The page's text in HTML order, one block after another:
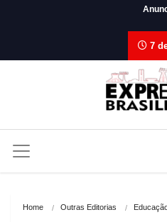
7
Home Outras Editorias